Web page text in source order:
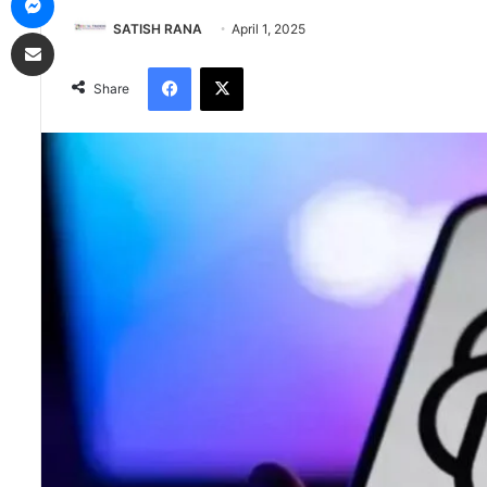
SATISH RANA April 1, 2025
Share
Facebook
X
Share via Email